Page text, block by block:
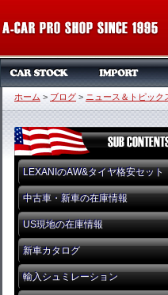
ホーム > ブログ > ニュース＆トピック
LEXANIのAW&タイヤ格安セット
中古車・新車の在庫情報
US現地の在庫情報
新車カタログ
輸入シュミレーション